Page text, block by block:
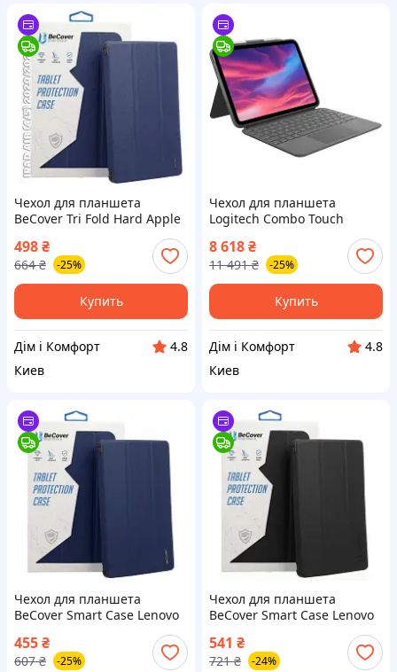
Чехол для планшета
BeCover Tri Fold Hard Apple
iPad Air (4/5) 2020/2022 10.9"
Deep Blue (711128)
498₴
664 ₴ -25%
Купить
Дім і Комфорт
4.8
Киев
Чехол для планшета
Logitech Combo Touch
Gen 2022 Oxford Gray (L920-
011382)
8 618₴
11 491 ₴ -25%
Купить
Дім і Комфорт
4.8
Киев
Чехол для планшета
BeCover Smart Case Lenovo
Tab M10 Plus TB-125F (3rd
Gen)/K10 Pro TB-226 10.61"
Deep Blue (708302)
455₴
607 ₴ -25%
Чехол для планшета
BeCover Smart Case Lenovo
(705955)
541 ₴
721 ₴ -24%